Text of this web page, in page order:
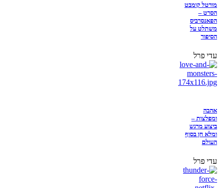
מורטל קומבט
הסרט –
הפאנסרביס
משתלט על
הסיפור
עדי פרל
אהבה
ומפלצות –
ביצוע מרגש
ומלא חן בסוף
העולם
עדי פרל